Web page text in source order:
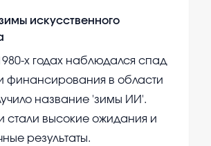
искусственного
х годах наблюдался спад
финансирования в области
название 'зимы ИИ'.
стали высокие ожидания и
результаты.